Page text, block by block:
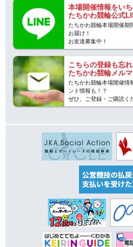
本場開催情報をい
たちかわ競輪公式
たちかわ競輪本場開催期
お届け！
お友達募集中！
こちらの登録も忘れ
たちかわ競輪メル
たちかわ競輪本場開催情
ント情報も！？
ぜひ、ご登録・ご購読く